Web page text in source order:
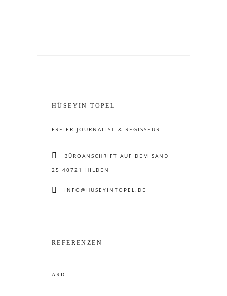
HÜSEYIN TOPEL
FREIER JOURNALIST & REGISSEUR
BÜROANSCHRIFT AUF DEM SAND
25 40721 HILDEN
INFO@HUSEYINTOPEL.DE
REFERENZEN
ARD